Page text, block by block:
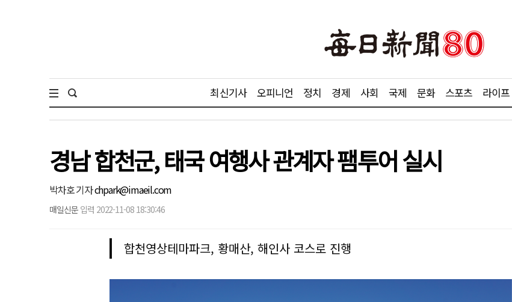
최신기사 오피니언 정치 경제 사회 국제 문화 스포츠 라이프
경남 합천군, 태국 여행사 관계자 팸투어 실시
박차호 기자chpark@imaeil.com
매일신문 입력 2022-11-08 18:30:46
합천영상테마파크, 황매산, 해인사 코스로 진행